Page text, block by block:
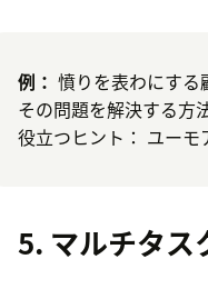
例： 憤りを表わにする
その問題を解決する方
役立つヒント： ユーモ
5. マルチタス